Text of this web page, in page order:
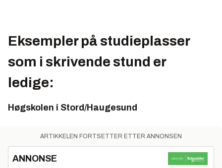
Eksempler på studieplasser
som i skrivende stund er
ledige:
Høgskolen i Stord/Haugesund
ARTIKKELEN FORTSETTER ETTER ANNONSEN
ANNONSE